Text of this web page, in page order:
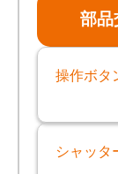
部品
操作ボタ
シャッタ